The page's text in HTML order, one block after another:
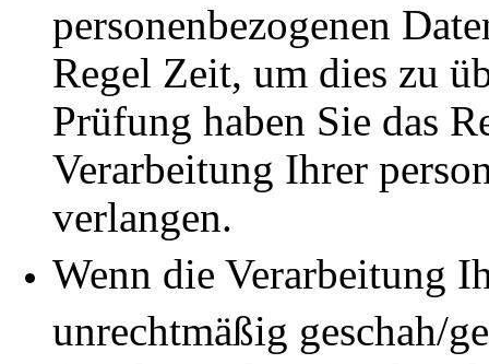
personenbezogenen
Regel Zeit, um dies zu
Prüfung haben Sie das
Verarbeitung Ihrer
verlangen.
Wenn die Verarbeitung
unrechtmäßig geschah/